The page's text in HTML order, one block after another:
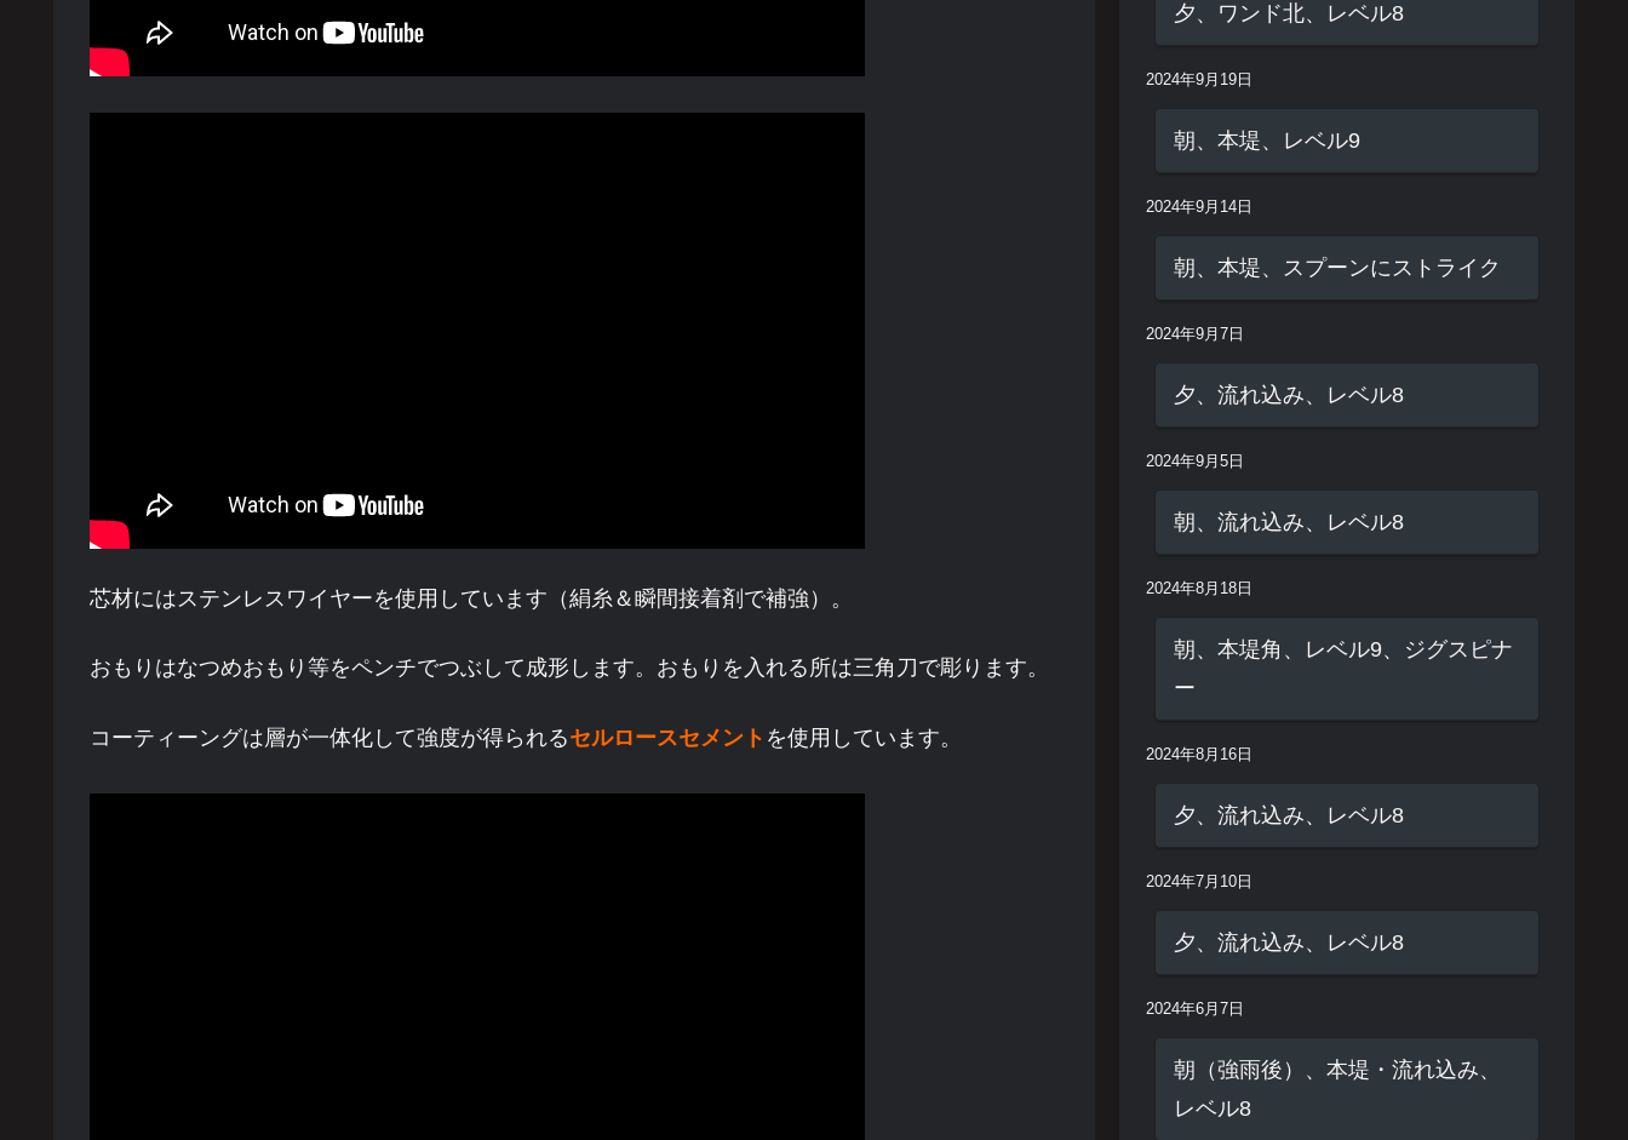
芯材にはステンレスワイヤーを使用しています（絹糸＆瞬間接着剤で補強）。
おもりはなつめおもり等をペンチでつぶして成形します。おもりを入れる所は三角刀で彫ります。
コーティーングは層が一体化して強度が得られるセルロースセメント を使用しています。
夕、ワンド北、レベル8
2024年9月19日
朝、本堤、レベル9
2024年9月14日
朝、本堤、スプーンにストライク
2024年9月7日
夕、流れ込み、レベル8
2024年9月5日
朝、流れ込み、レベル8
2024年8月18日
朝、本堤角、レベル9、ジグスピナ
ー
2024年8月16日
夕、流れ込み、レベル8
2024年7月10日
夕、流れ込み、レベル8
2024年6月7日
朝（強雨後）、本堤・流れ込み、
レベル8